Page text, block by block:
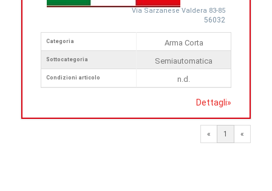
Via Sarzanese Valdera 83-85
56032
Categoria
Sottocategoria
Condizioni articolo
Arma Corta
Semiautomatica
n.d.
Dettagli»
« 1 «